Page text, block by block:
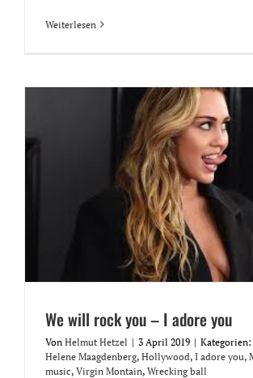
Weiterlesen
We will rock you – I adore you
Von Helmut Hetzel | 3 April 2019 | Kategorien:
Helene Maagdenberg, Hollywood, I adore you,
music, Virgin Montain, Wrecking ball